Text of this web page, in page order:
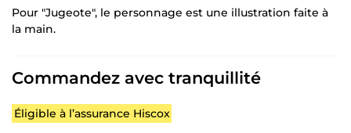
Pour "Jugeote", le personnage est une illustration faite à
la main.
Commandez avec tranquillité
Éligible à l’assurance Hiscox